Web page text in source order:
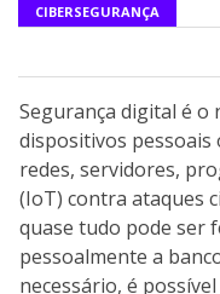
CIBERSEGURANÇA
Segurança digital é
dispositivos pessoais
redes, servidores,
(IoT) contra ataques
quase tudo pode ser
pessoalmente a
necessário, é